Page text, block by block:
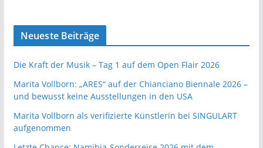
Neueste Beiträge
Die Kraft der Musik – Tag 1 auf dem Open Flair 2026
Marita Vollborn: „ARES“ auf der Chianciano Biennale 2026 –
und bewusst keine Ausstellungen in den USA
Marita Vollborn als verifizierte Künstlerin bei SINGULART
aufgenommen